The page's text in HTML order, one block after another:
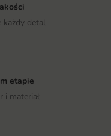
każdy detal
etapie
i materiał